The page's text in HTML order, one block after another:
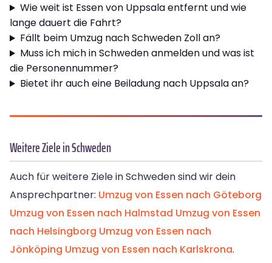
Wie weit ist Essen von Uppsala entfernt und wie
lange dauert die Fahrt?
Fällt beim Umzug nach Schweden Zoll an?
Muss ich mich in Schweden anmelden und was ist
die Personennummer?
Bietet ihr auch eine Beiladung nach Uppsala an?
Weitere Ziele in Schweden
Auch für weitere Ziele in Schweden sind wir dein
Ansprechpartner: Umzug von Essen nach Göteborg
Umzug von Essen nach Halmstad Umzug von Essen
nach Helsingborg Umzug von Essen nach
Jönköping Umzug von Essen nach Karlskrona.